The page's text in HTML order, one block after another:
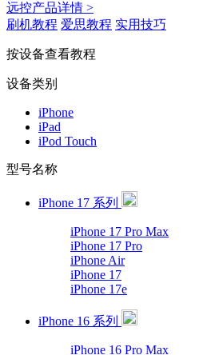
远控产品详情 >
刷机教程 爱思教程 实用技巧
按设备查看教程
设备类别
iPhone
iPad
iPod Touch
型号名称
iPhone 17 系列
iPhone 17 Pro Max
iPhone 17 Pro
iPhone Air
iPhone 17
iPhone 17e
iPhone 16 系列
iPhone 16 Pro Max